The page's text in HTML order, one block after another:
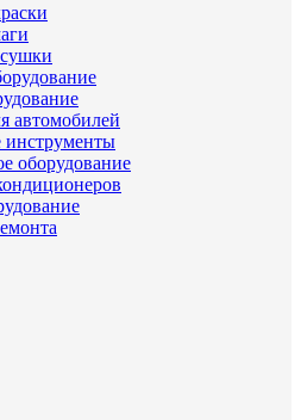
автомобилей
оборудование